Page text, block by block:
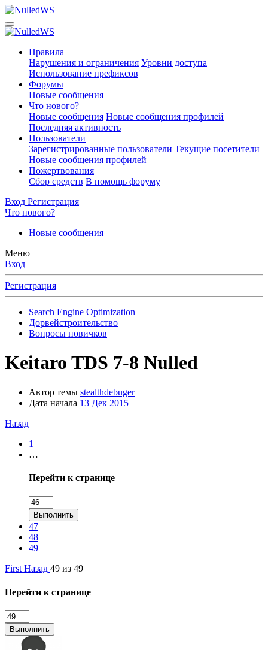
Правила
Нарушения и ограничения Уровни доступа
Использование префиксов
Форумы
Новые сообщения
Что нового?
Новые сообщения Новые сообщения профилей
Последняя активность
Пользователи
Зарегистрированные пользователи Текущие посетители
Новые сообщения профилей
Пожертвования
Сбор средств В помощь форуму
Вход Регистрация
Что нового?
Новые сообщения
Меню
Вход
Регистрация
Search Engine Optimization
Дорвейстроительство
Вопросы новичков
Keitaro TDS 7-8 Nulled
Автор темы stealthdebuger
Дата начала 13 Дек 2015
Назад
1
…
Перейти к странице
Выполнить
47
48
49
First Назад 49 из 49
Перейти к странице
Выполнить